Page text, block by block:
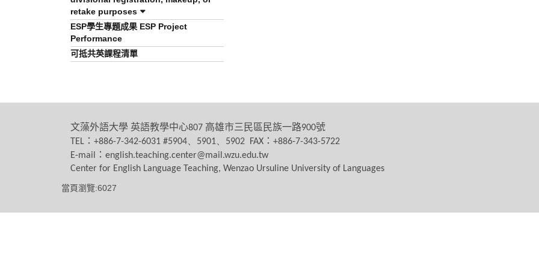
retake purposes
ESP學生專題成果 ESP Project
Performance
可抵共英課程清單
文藻外語大學 英語教學中心807 高雄市三民區民族一路900號
TEL ： +886-7-342-6031 #5904、5901、5902 FAX ： +886-7-343-5722
E-mail
： english.teaching.center@mail.wzu.edu.tw
Center for English Language Teaching, Wenzao Ursuline University of Languages
當頁瀏覽:6027